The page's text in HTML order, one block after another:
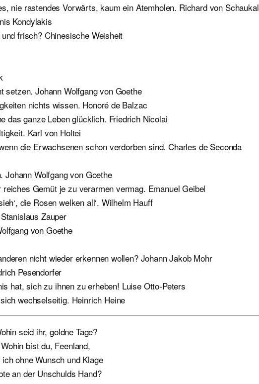
nie rastendes Vorwärts, kaum ein Atemholen. Richard von Schaukal
Kondylakis
frisch? Chinesische Weisheit
setzen. Johann Wolfgang von Goethe
nichts wissen. Honoré de Balzac
das ganze Leben glücklich. Friedrich Nicolai
Karl von Holtei
die Erwachsenen schon verdorben sind. Charles de Seconda
Johann Wolfgang von Goethe
Gemüt je zu verarmen vermag. Emanuel Geibel
die Rosen welken all‘. Wilhelm Hauff
Zauper
von Goethe
nicht wieder erkennen wollen? Johann Jakob Mohr
Pesendorfer
hat, sich zu ihnen zu erheben! Luise Otto-Peters
wechselseitig. Heinrich Heine
seid ihr, goldne Tage?
Wohin bist du, Feenland,
ich ohne Wunsch und Klage
an der Unschulds Hand?